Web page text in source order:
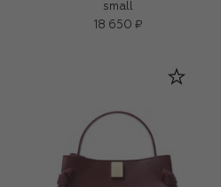
small
18 650 ₽